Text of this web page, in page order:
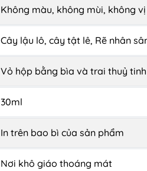
Không màu, không mùi, không vị
Cây lậu lô, cây tật lê, Rẽ nhân
Vỏ hộp bằng bìa và trai thuỷ
30ml
In trên bao bì của sản phẩm
Nơi khô giáo thoáng mát